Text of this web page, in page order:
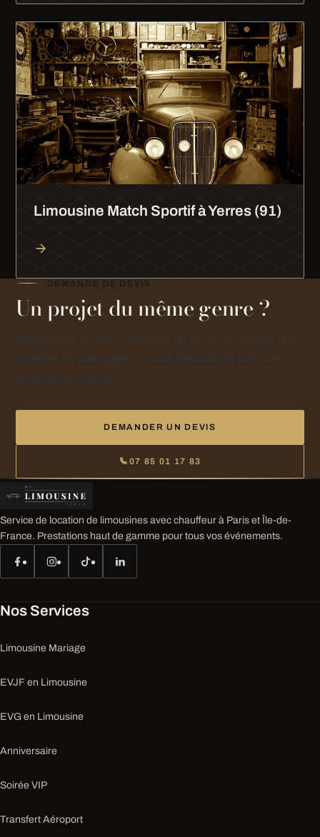
Limousine Match Sportif à Yerres (91)
DEMANDE DE DEVIS
Un projet du même genre ?
DEMANDER UN DEVIS
07 85 01 17 83
Service de location de limousines avec chauffeur à Paris et Île-de-
France. Prestations haut de gamme pour tous vos événements.
Nos Services
Limousine Mariage
EVJF en Limousine
EVG en Limousine
Anniversaire
Soirée VIP
Transfert Aéroport